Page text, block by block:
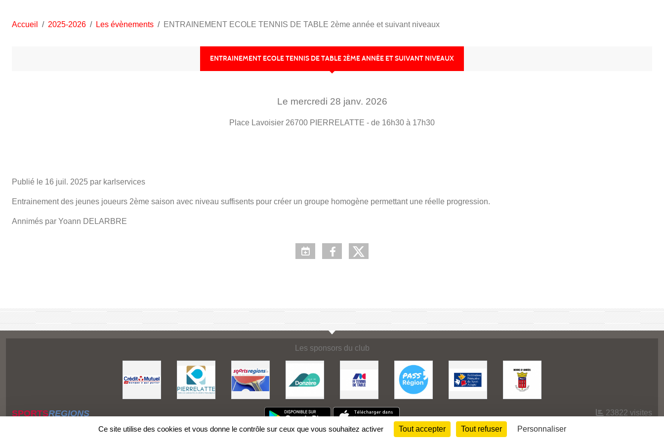
Accueil 2025-2026 Les évènements ENTRAINEMENT ECOLE TENNIS DE TABLE 2ème année et suivant niveaux
ENTRAINEMENT ECOLE TENNIS DE TABLE 2ÈME ANNÉE ET SUIVANT NIVEAUX
Le mercredi 28 janv. 2026
Place Lavoisier 26700 PIERRELATTE - de 16h30 à 17h30
Publié le 16 juil. 2025 par karlservices
Entrainement des jeunes joueurs 2ème saison avec niveau suffisents pour créer un groupe homogène permettant une réelle progression.
Annimés par Yoann DELARBRE
Les sponsors du club
SPORTSREGIONS 23822 visites
Ce site utilise des cookies et vous donne le contrôle sur ceux que vous souhaitez activer Tout accepter Tout refuser Personnaliser